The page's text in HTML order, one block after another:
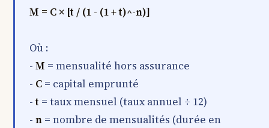
M = C × [t / (1 - (1 + t)^-n)]
Où :
- M = mensualité hors assurance
- C= capital emprunté
-t = taux mensuel (taux annuel ÷ 12)
- n= nombre de mensualités (durée en